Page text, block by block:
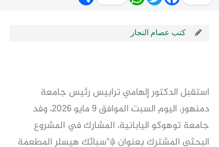
كتب عصام النجار
استقبل الدكتور إلهامي ترابيس رئيس جامعة
دمنهور، اليوم السبت الموافق 9 مايو 2026، وفد
جامعة توهوكو اليابانية، المشارك في المشروع
البحثي المشترك بعنوان *"سبائك هيسلر المطعمة